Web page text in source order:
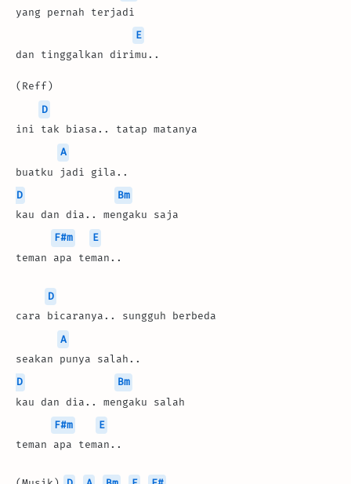
yang pernah terjadi
E
dan tinggalkan dirimu..
(Reff)
D
ini tak biasa.. tatap matanya
A
buatku jadi gila..
D
Bm
kau dan dia.. mengaku saja
F#m
E
teman apa teman..
D
cara bicaranya.. sungguh berbeda
A
seakan punya salah..
D
Bm
kau dan dia.. mengaku salah
F#m
E
teman apa teman..